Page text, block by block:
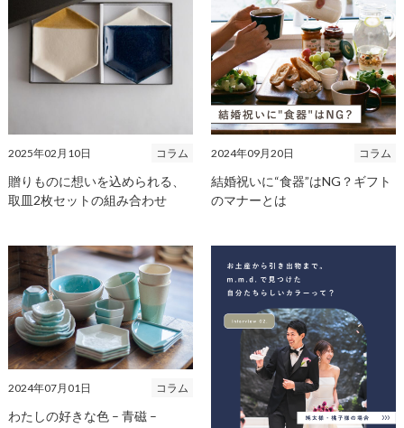
2025年02月10日 コラム
贈りものに想いを込められる、
取皿2枚セットの組み合わせ
2024年09月20日 コラム
結婚祝いに“食器”はNG？ギフト
のマナーとは
2024年07月01日 コラム
わたしの好きな色 – 青磁 –